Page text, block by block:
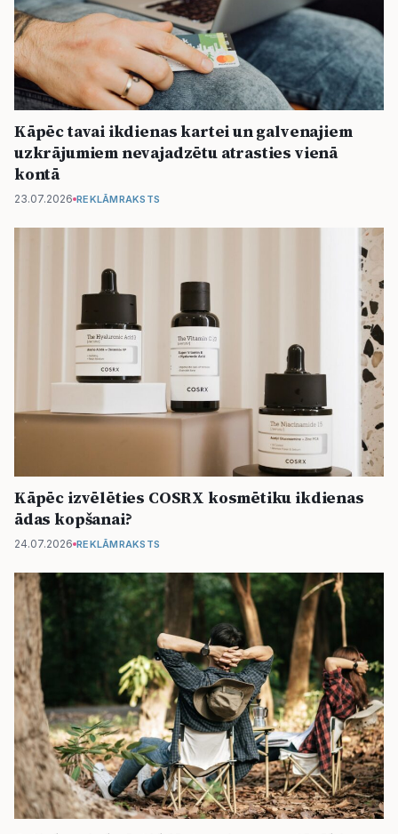
Kāpēc tavai ikdienas kartei un galvenajiem
uzkrājumiem nevajadzētu atrasties vienā
kontā
23.07.2026 REKLĀMRAKSTS
Kāpēc izvēlēties COSRX kosmētiku ikdienas
ādas kopšanai?
24.07.2026 REKLĀMRAKSTS